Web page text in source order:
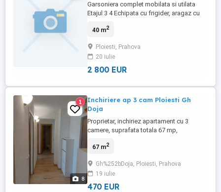
Garsoniera complet mobilata si utilata
Etajul 3 4 Echipata cu frigider, aragaz cu
Zona linistita
40 m2
Ploiesti, Prahova
20 iulie
2 800 EUR
8
1
Inchiriere ap 3 cam Ploiesti Gh
Doja
Proprietar, inchiriez apartament cu 3
camere, suprafata totala 67 mp,
Piata Mihai Viteazul. Apartamentul este
Dispune de centrala termica. Este liber si
poate fi utilizat imediat. - Balcon logie
inchis termopan - ...
67 m2
Gh%252bDoja, Ploiesti, Prahova
19 iulie
470 EUR